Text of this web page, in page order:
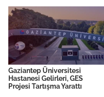
Gaziantep Üniversitesi
Hastanesi Gelirleri, GES
Projesi Tartışma Yarattı